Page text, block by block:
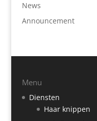
News
Announcement
Menu
Diensten
Haar knippen